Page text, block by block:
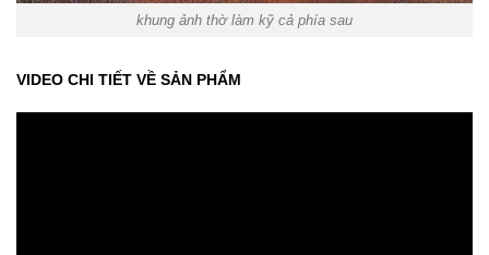
khung ảnh thờ làm kỹ cả phía sau
VIDEO CHI TIẾT VỀ SẢN PHẨM